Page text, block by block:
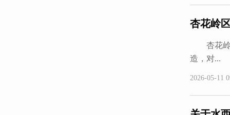
杏花岭
杏花岭
造，对...
2026-05-11